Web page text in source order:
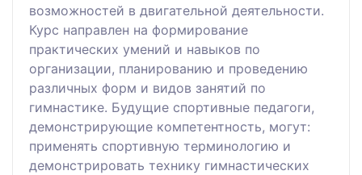
возможностей в двигательной деятельности.
Курс направлен на формирование
практических умений и навыков по
организации, планированию и проведению
различных форм и видов занятий по
гимнастике. Будущие спортивные педагоги,
демонстрирующие компетентность, могут:
применять спортивную терминологию и
демонстрировать технику гимнастических